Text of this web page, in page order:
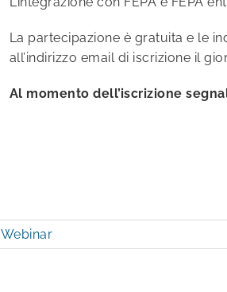
La partecipazione è gratuita e le
all’indirizzo email di iscrizione il
Al momento dell’iscrizione
Webinar